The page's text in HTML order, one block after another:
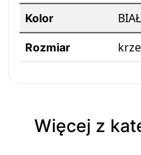
Kolor
Rozmiar
Więcej z